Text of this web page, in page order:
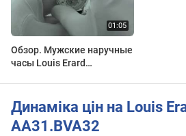
Обзор. Мужские наручные
часы Louis Erard
Динаміка цін на Louis
AA31.BVA32